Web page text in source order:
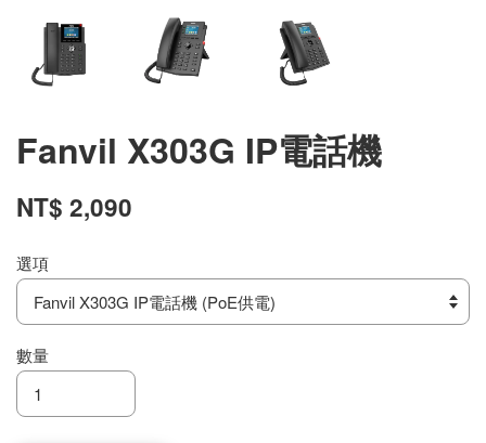
Fanvil X303G IP電話機
NT$ 2,090
選項
數量